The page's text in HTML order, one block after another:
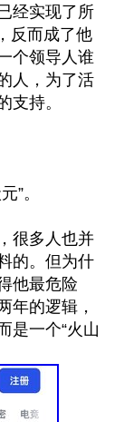
经实现了所
反而成了他
个领导人谁
人，为了活
支持。
”。
很多人也并
的。但为什
他最危险
年的逻辑，
是一个“火山